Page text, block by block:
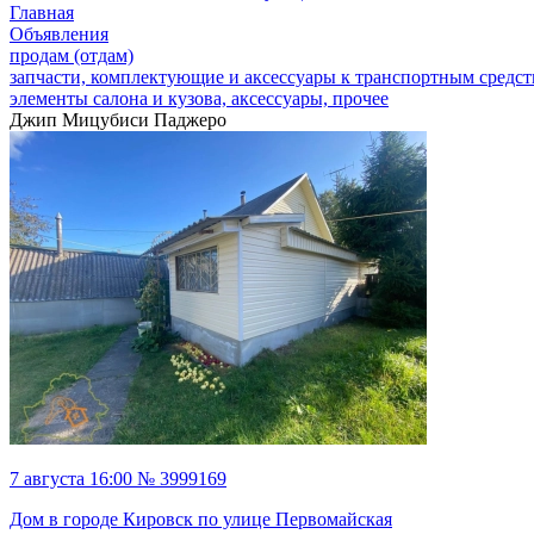
Главная
Объявления
продам (отдам)
запчасти, комплектующие и аксессуары к транспортным
элементы салона и кузова, аксессуары, прочее
Джип Мицубиси Паджеро
7 августа 16:00 № 3999169
Дом в городе Кировск по улице Первомайская